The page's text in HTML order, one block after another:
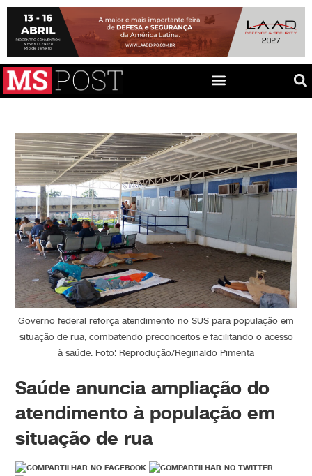
Governo federal reforça atendimento no SUS para população em
situação de rua, combatendo preconceitos e facilitando o acesso
à saúde. Foto: Reprodução/Reginaldo Pimenta
Saúde anuncia ampliação do
atendimento à população em
situação de rua